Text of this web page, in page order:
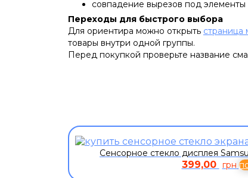
совпадение вырезов под элементы
Переходы для быстрого выбора
Для ориентира можно открыть страница
товары внутри одной группы.
Перед покупкой проверьте название
Сенсорное стекло дисплея
399,00 грн